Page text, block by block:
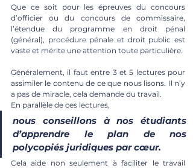
Que ce soit pour les épreuves du concours
d’officier ou du concours de commissaire,
l’étendue du programme en droit pénal
(général), procédure pénale et droit public est
vaste et mérite une attention toute particulière.
Généralement, il faut entre 3 et 5 lectures pour
assimiler le contenu de ce que nous lisons. Il n’y
a pas de miracle, cela demande du travail.
En parallèle de ces lectures,
nous conseillons à nos étudiants
d’apprendre le plan de nos
polycopiés juridiques par cœur.
Cela aide non seulement à faciliter le travail